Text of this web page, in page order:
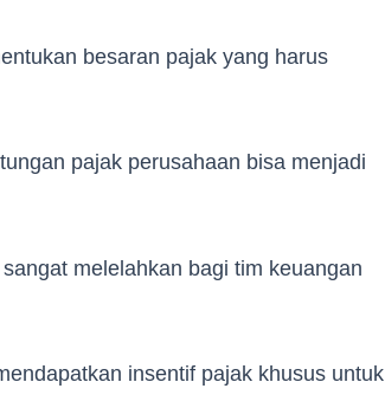
besaran pajak yang harus
pajak perusahaan bisa menjadi
melelahkan bagi tim keuangan
insentif pajak khusus untuk